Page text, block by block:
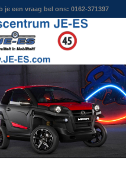
je een vraag bel ons: 0162-371397